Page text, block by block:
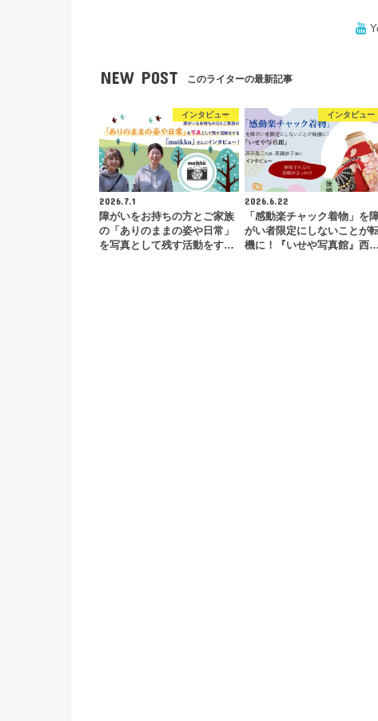
NEW POST このライターの最新記事
インタビュー
2026.7.1
障がいをお持ちの方とご家族
の「ありのままの姿や日常」
を写真として残す活動をす…
インタビュー
2026.6.22
「感動楽チャック着物」を
がい者限定にしないことが
機に！『いせや写真館』西…